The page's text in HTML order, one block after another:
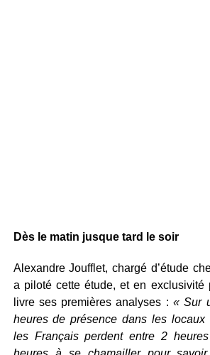
Dès le matin jusque tard le soir
Alexandre Joufflet, chargé d’étude
a piloté cette étude, et en exclusivité
livre ses premières analyses : « Sur
heures de présence dans les locaux
les Français perdent entre 2